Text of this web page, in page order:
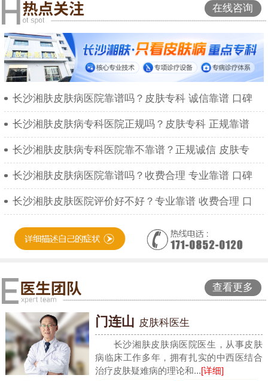
在线咨询
长沙湘肤皮肤病医院靠谱吗？皮肤专科 诚信靠谱 口碑
长沙湘肤皮肤病专科医院正规吗？皮肤专科 正规靠谱
长沙湘肤皮肤病专科医院靠不靠谱？正规诚信 皮肤专
长沙湘肤皮肤病医院靠谱吗？收费合理 专业靠谱 口碑
长沙湘肤皮肤医院评价好不好？专业靠谱 收费合理 口
查看更多
门连山 皮肤科医生
长沙湘肤皮肤病医院医生，从事皮肤
病临床工作多年，拥有扎实的中西医结合
治疗皮肤疑难病的理论和...[详细]